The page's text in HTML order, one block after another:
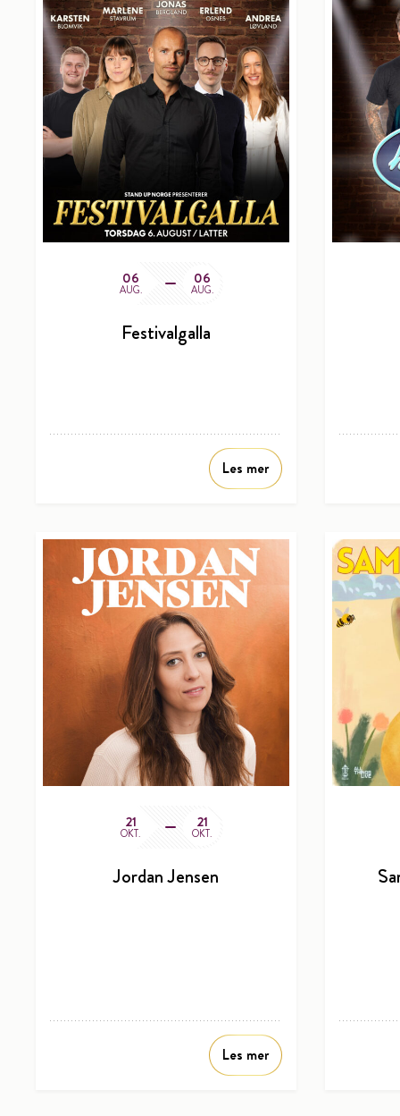
06
AUG.
06
AUG.
Festivalgalla
Les mer
21
OKT.
21
OKT.
Jordan Jensen
Les mer